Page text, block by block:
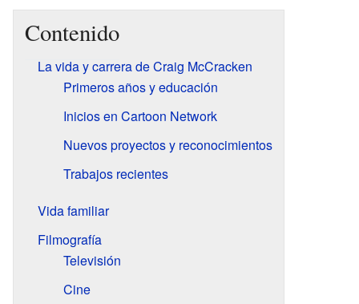
Contenido
La vida y carrera de Craig McCracken
Primeros años y educación
Inicios en Cartoon Network
Nuevos proyectos y reconocimientos
Trabajos recientes
Vida familiar
Filmografía
Televisión
Cine